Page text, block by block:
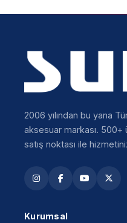
2006 yılından bu yana
aksesuar markası. 500+
satış noktası ile
Kurumsal